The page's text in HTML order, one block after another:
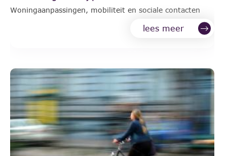
Woningaanpassingen, mobiliteit en sociale contacten
lees meer